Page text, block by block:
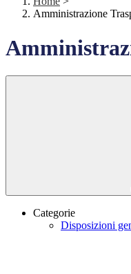
Amministrazione
Categorie
Disposizioni